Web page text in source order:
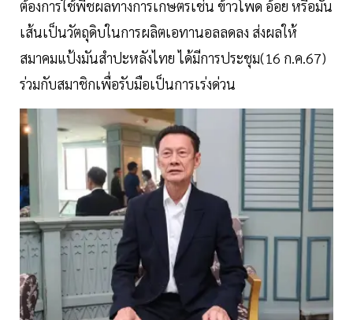
ต้องการใช้พืชผลทางการเกษตรเช่น ข้าวโพด อ้อย หรือมัน
เส้นเป็นวัตถุดิบในการผลิตเอทานอลลดลง ส่งผลให้
สมาคมแป้งมันสำปะหลังไทย ได้มีการประชุม(16 ก.ค.67)
ร่วมกับสมาชิกเพื่อรับมือเป็นการเร่งด่วน